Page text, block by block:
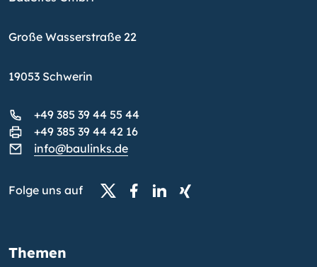
Große Wasserstraße 22
19053 Schwerin
+49 385 39 44 55 44
+49 385 39 44 42 16
info@baulinks.de
Folge uns auf
Themen